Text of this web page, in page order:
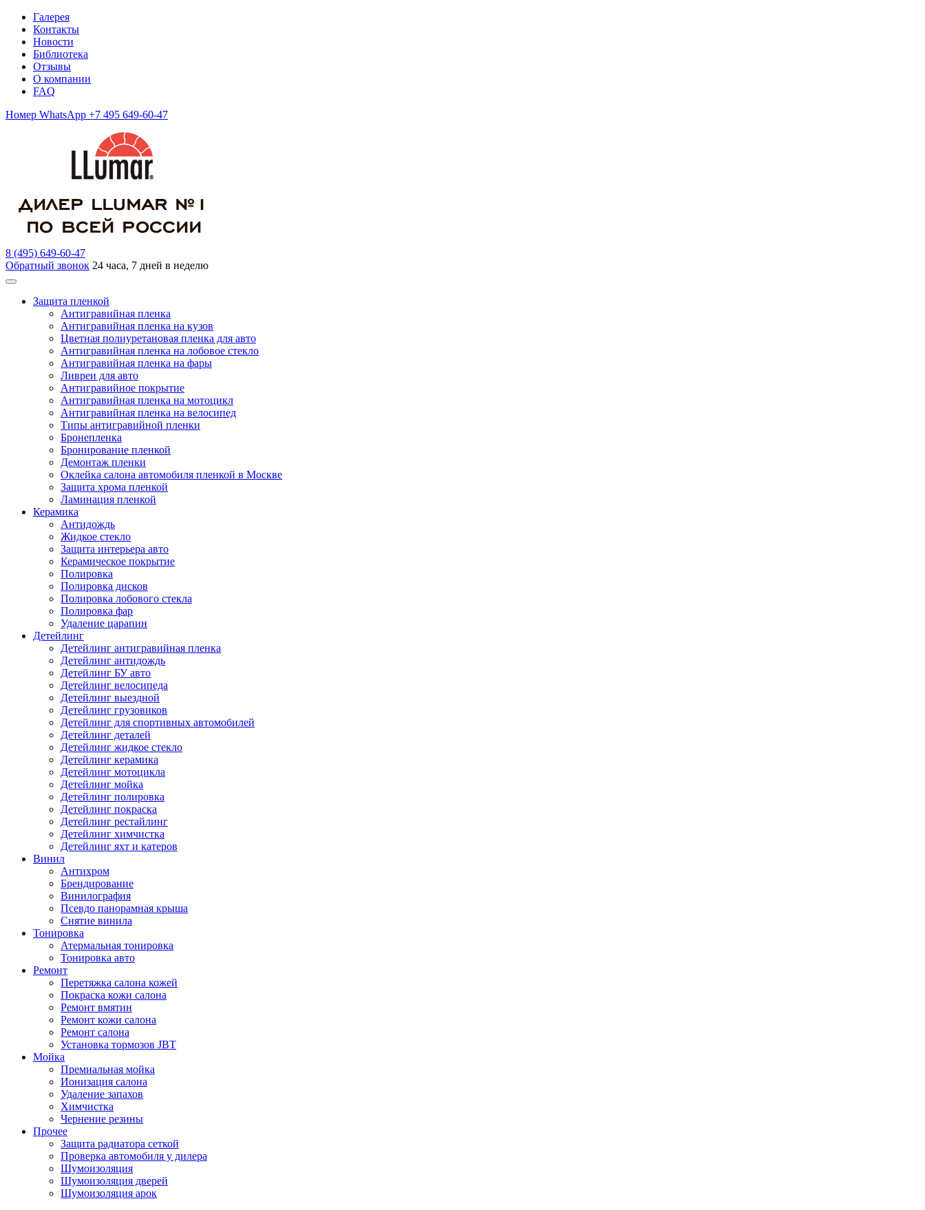
Галерея
Контакты
Новости
Библиотека
Отзывы
О компании
FAQ
Номер WhatsApp +7 495 649-60-47
8 (495) 649-60-47
Обратный звонок 24 часа, 7 дней в неделю
Защита пленкой
Антигравийная пленка
Антигравийная пленка на кузов
Цветная полиуретановая пленка для авто
Антигравийная пленка на лобовое стекло
Антигравийная пленка на фары
Ливреи для авто
Антигравийное покрытие
Антигравийная пленка на мотоцикл
Антигравийная пленка на велосипед
Типы антигравийной пленки
Бронепленка
Бронирование пленкой
Демонтаж пленки
Оклейка салона автомобиля пленкой в Москве
Защита хрома пленкой
Ламинация пленкой
Керамика
Антидождь
Жидкое стекло
Защита интерьера авто
Керамическое покрытие
Полировка
Полировка дисков
Полировка лобового стекла
Полировка фар
Удаление царапин
Детейлинг
Детейлинг антигравийная пленка
Детейлинг антидождь
Детейлинг БУ авто
Детейлинг велосипеда
Детейлинг выездной
Детейлинг грузовиков
Детейлинг для спортивных автомобилей
Детейлинг деталей
Детейлинг жидкое стекло
Детейлинг керамика
Детейлинг мотоцикла
Детейлинг мойка
Детейлинг полировка
Детейлинг покраска
Детейлинг рестайлинг
Детейлинг химчистка
Детейлинг яхт и катеров
Винил
Антихром
Брендирование
Винилография
Псевдо панорамная крыша
Снятие винила
Тонировка
Атермальная тонировка
Тонировка авто
Ремонт
Перетяжка салона кожей
Покраска кожи салона
Ремонт вмятин
Ремонт кожи салона
Ремонт салона
Установка тормозов JBT
Мойка
Премиальная мойка
Ионизация салона
Удаление запахов
Химчистка
Чернение резины
Прочее
Защита радиатора сеткой
Проверка автомобиля у дилера
Шумоизоляция
Шумоизоляция дверей
Шумоизоляция арок